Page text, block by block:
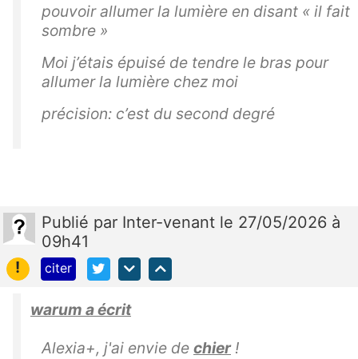
pouvoir allumer la lumière en disant « il fait
sombre »
Moi j’étais épuisé de tendre le bras pour
allumer la lumière chez moi
précision: c’est du second degré
Publié par Inter-venant le 27/05/2026 à
09h41
!
citer
warum a écrit
Alexia+, j'ai envie de chier!